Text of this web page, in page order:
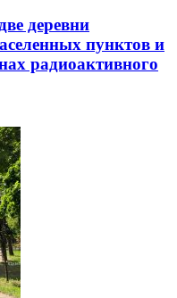
деревни
пунктов и
радиоактивного